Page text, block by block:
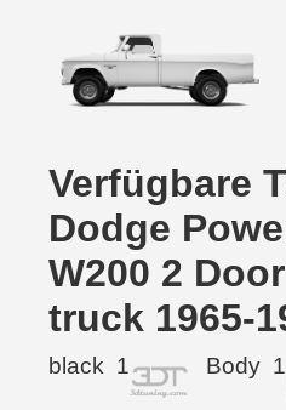
Verfügbare
Dodge
W200 2
truck 1965-
black 1 Body 1